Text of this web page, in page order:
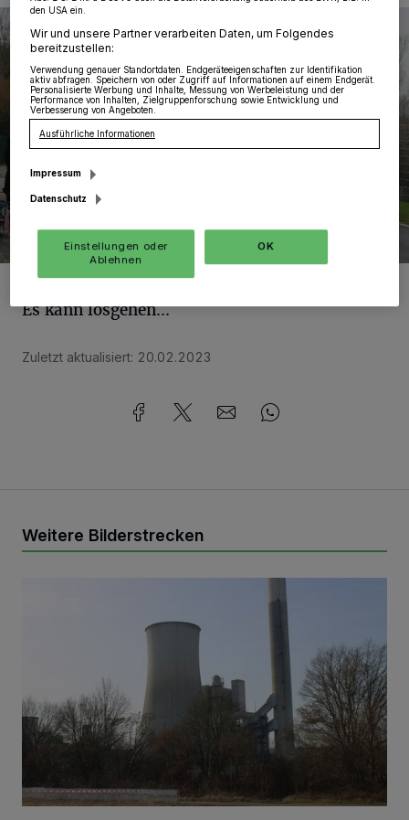
Es kann losgehen...
Zuletzt aktualisiert: 20.02.2023
Weitere Bilderstrecken
den USA ein.
Wir und unsere Partner verarbeiten Daten, um Folgendes
bereitzustellen:
Verwendung genauer Standortdaten. Endgeräteeigenschaften zur Identifikation
aktiv abfragen. Speichern von oder Zugriff auf Informationen auf einem Endgerät.
Personalisierte Werbung und Inhalte, Messung von Werbeleistung und der
Performance von Inhalten, Zielgruppenforschung sowie Entwicklung und
Verbesserung von Angeboten.
Ausführliche Informationen
Impressum
Datenschutz
Einstellungen oder
Ablehnen
OK